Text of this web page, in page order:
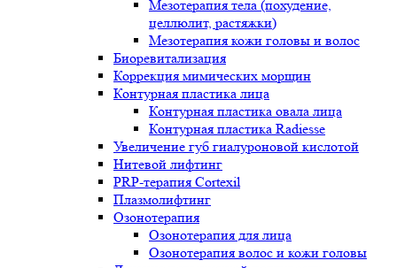
Мезотерапия тела (похудение,
целлюлит, растяжки)
Мезотерапия кожи головы и волос
Биоревитализация
Коррекция мимических морщин
Контурная пластика лица
Контурная пластика овала лица
Контурная пластика Radiesse
Увеличение губ гиалуроновой кислотой
Нитевой лифтинг
PRP-терапия Cortexil
Плазмолифтинг
Озонотерапия
Озонотерапия для лица
Озонотерапия волос и кожи головы